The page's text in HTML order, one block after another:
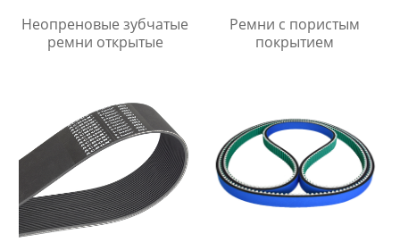
Неопреновые зубчатые
ремни открытые
Ремни с пористым
покрытием